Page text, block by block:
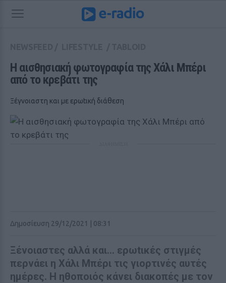
Η αισθησιακή φωτογραφία της Χάλι Μπέρι
από το κρεβάτι της
Ξέγνοιαστη και με ερωtική διάθεση
Δημοσίευση 29/12/2021 | 08:31
Ξένοιαστες αλλά και... ερωtικές στιγμές
περνάει η Χάλι Μπέρι τις γιορτινές αυτές
ημέρες. Η ηθοποιός κάνει διακοπές με τον